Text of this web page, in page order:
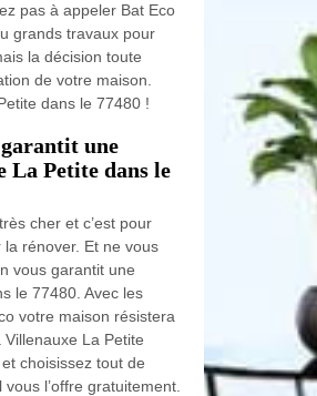
pas à appeler Bat Eco
grands travaux pour
la décision toute
de votre maison.
dans le 77480 !
une
La Petite dans le
cher et c’est pour
rénover. Et ne vous
vous garantit une
le 77480. Avec les
votre maison résistera
La Petite
choisissez tout de
l’offre gratuitement.